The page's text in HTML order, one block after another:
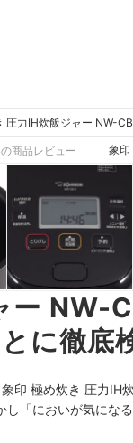
圧力IH炊飯ジャー NW-
商品レビュー 象印
ー NW-
に徹底
印 極め炊き 圧力IH
し「においが気にな